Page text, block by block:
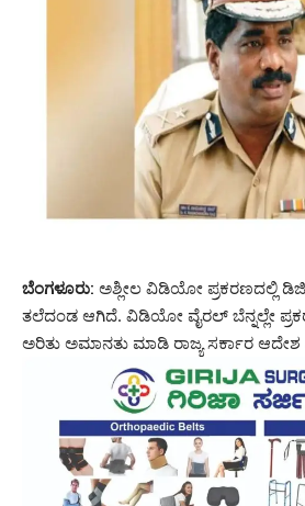
ಬೆಂಗಳೂರು: ಅಶ್ಲೀಲ ವಿಡಿಯೋ ಪ್ರಕರಣದಲ್ಲಿ
ತಲೆದಂಡ ಆಗಿದೆ. ವಿಡಿಯೋ ವೈರಲ್ ಬೆನ್ನಲ್ಲೇ
ಅರಿತು ಅಮಾನತು ಮಾಡಿ ರಾಜ್ಯ ಸರ್ಕಾರ